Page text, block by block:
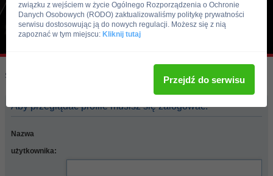
Skocz do:
Aby przeglądać profile musisz się zalogować.
Nazwa
użytkownika:
związku z wejściem w życie Ogólnego Rozporządzenia o Ochronie
Danych Osobowych (RODO) zaktualizowaliśmy politykę prywatności
serwisu dostosowując ją do nowych regulacji. Możesz się z nią
zapoznać w tym miejscu: Kliknij tutaj
Przejdź do serwisu